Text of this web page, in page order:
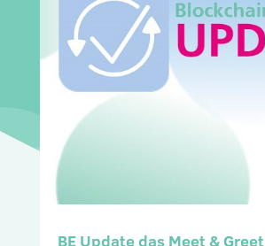
BE Update das Meet & Greet